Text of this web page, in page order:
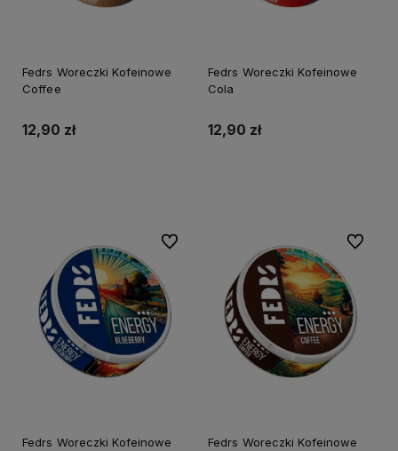
Fedrs Woreczki Kofeinowe
Coffee
12,90 zł
Fedrs Woreczki Kofeinowe
Cola
12,90 zł
Fedrs Woreczki Kofeinowe
Do ulubionych
Fedrs Woreczki Kofeinowe
Do